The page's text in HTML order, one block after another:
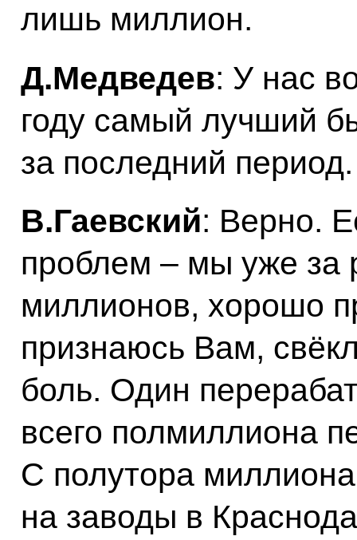
лишь миллион.
Д.Медведев: У нас
году самый лучший
за последний период.
В.Гаевский: Верно.
проблем – мы уже за
миллионов, хорошо
признаюсь Вам,
боль. Один
всего полмиллиона
С полутора
на заводы в